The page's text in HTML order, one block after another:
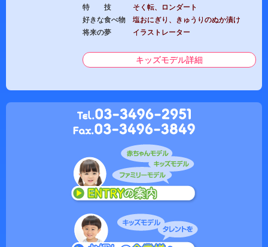
特 技
そく転、ロンダート
好きな食べ物
塩おにぎり、きゅうりのぬか漬け
将来の夢
イラストレーター
キッズモデル詳細